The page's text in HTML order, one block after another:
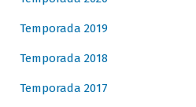
Temporada 2019
Temporada 2018
Temporada 2017